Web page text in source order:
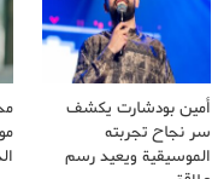
أمين بودشارت يكشف
سر نجاح تجربته
الموسيقية ويعيد رسم